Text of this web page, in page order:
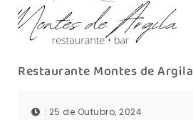
Restaurante Montes de Argila
: 25 de Outubro, 2024